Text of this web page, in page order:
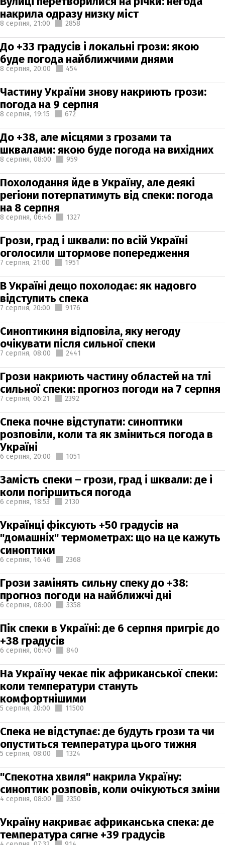
накрила одразу низку міст
8 серпня, 21:00 2858
До +33 градусів і локальні грози: якою
буде погода найближчими днями
8 серпня, 20:00 454
Частину України знову накриють грози:
погода на 9 серпня
8 серпня, 19:15 672
До +38, але місцями з грозами та
шквалами: якою буде погода на вихідних
8 серпня, 08:00 959
Похолодання йде в Україну, але деякі
регіони потерпатимуть від спеки: погода
на 8 серпня
8 серпня, 06:46 1327
Грози, град і шквали: по всій Україні
оголосили штормове попередження
7 серпня, 21:00 1951
В Україні дещо похолодає: як надовго
відступить спека
7 серпня, 20:00 9176
Синоптикиня відповіла, яку негоду
очікувати після сильної спеки
7 серпня, 08:00 2441
Грози накриють частину областей на тлі
сильної спеки: прогноз погоди на 7 серпня
7 серпня, 06:21 2392
Спека почне відступати: синоптики
розповіли, коли та як зміниться погода в
Україні
6 серпня, 20:00 1051
Замість спеки – грози, град і шквали: де і
коли погіршиться погода
6 серпня, 18:53 2130
Українці фіксують +50 градусів на
"домашніх" термометрах: що на це кажуть
синоптики
6 серпня, 16:46 2368
Грози замінять сильну спеку до +38:
прогноз погоди на найближчі дні
6 серпня, 08:00 3358
Пік спеки в Україні: де 6 серпня пригріє до
+38 градусів
6 серпня, 06:40 840
На Україну чекає пік африканської спеки:
коли температури стануть
комфортнішими
5 серпня, 20:00 11500
Спека не відступає: де будуть грози та чи
опуститься температура цього тижня
5 серпня, 08:00 1324
"Спекотна хвиля" накрила Україну:
синоптик розповів, коли очікуються зміни
4 серпня, 08:00 2350
Україну накриває африканська спека: де
температура сягне +39 градусів